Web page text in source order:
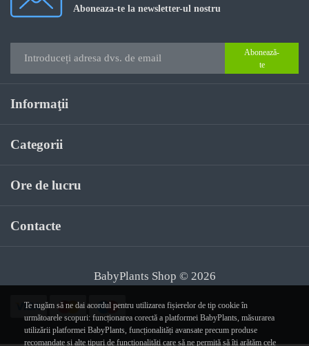
Aboneaza-te la newsletter-ul nostru
Abonează-
te
Informaţii
Categorii
Ore de lucru
Contacte
BabyPlants Shop © 2026
Te rugăm să ne dai acordul pentru utilizarea fișierelor de tip cookie în
următoarele scopuri: funcționarea corectă a platformei BabyPlants, măsurarea
utilizării platformei BabyPlants, funcționalități avansate precum produse
recomandate și alte tipuri de funcționalități care să ne permită să îți arătăm cele